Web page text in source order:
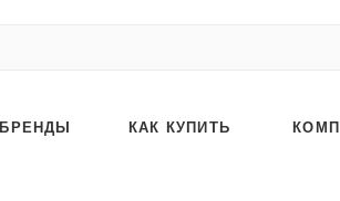
БРЕНДЫ КАК КУПИТЬ